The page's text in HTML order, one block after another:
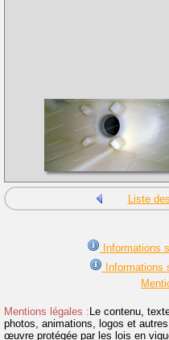
Liste
Informations
Informations
Mentions légales :Le contenu,
photos, animations, logos et
œuvre protégée par les lois en